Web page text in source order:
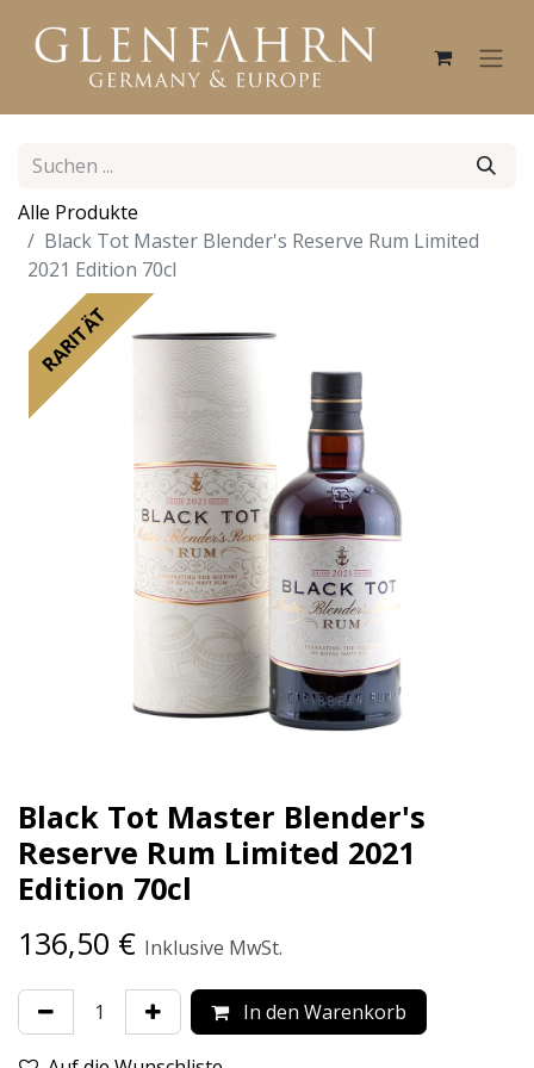
Alle Produkte
Black Tot Master Blender's Reserve Rum Limited
2021 Edition 70cl
RARITÄT
Black Tot Master Blender's
Reserve Rum Limited 2021
Edition 70cl
136,50 € Inklusive MwSt.
In den Warenkorb